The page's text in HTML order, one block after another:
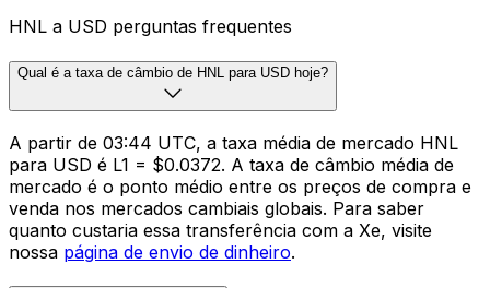
HNL a USD perguntas frequentes
Qual é a taxa de câmbio de HNL para USD hoje?
A partir de 03:44 UTC, a taxa média de mercado HNL
para USD é L1 = $0.0372. A taxa de câmbio média de
mercado é o ponto médio entre os preços de compra e
venda nos mercados cambiais globais. Para saber
quanto custaria essa transferência com a Xe, visite
nossa página de envio de dinheiro.